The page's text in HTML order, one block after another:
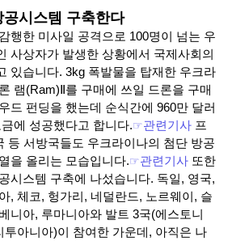
시스템 구축한다
행한 미사일 공격으로 100명이 넘는 우
사상자가 발생한 상황에서 국제사회의
있습니다. 3kg 폭발물을 탑재한 우크라
램(Ram)Ⅱ를 구매에 쓰일 드론을 구매
드 펀딩을 했는데 순식간에 960만 달러
에 성공했다고 합니다.☞관련기사 프
등 서방국들도 우크라이나의 첨단 방공
을 올리는 모습입니다.☞관련기사 또한
시스템 구축에 나섰습니다. 독일, 영국,
, 체코, 헝가리, 네덜란드, 노르웨이, 슬
니아, 루마니아와 발트 3국(에스토니
투아니아)이 참여한 가운데, 아직은 나